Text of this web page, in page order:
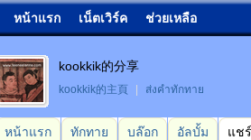
หน้าแรก เน็ตเวิร์ค ช่วยเหลือ
kookkik的分享
kookkik的主頁 ส่งคำทักทาย
หน้าแรก ทักทาย บล๊อก อัลบั้ม แชร์